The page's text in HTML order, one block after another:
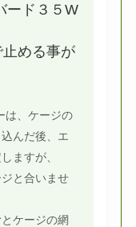
ード３５W
止める事が
は、ケージの
んだ後、エ
ますが、
と合いませ
ケージの網